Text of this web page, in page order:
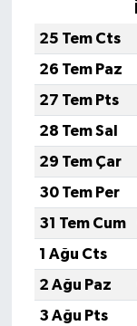
25 Tem Cts
26 Tem Paz
27 Tem Pts
28 Tem Sal
29 Tem Çar
30 Tem Per
31 Tem Cum
1 Ağu Cts
2 Ağu Paz
3 Ağu Pts